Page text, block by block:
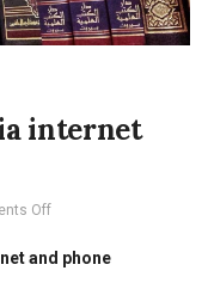
internet
Offon
transmission
via
and phone